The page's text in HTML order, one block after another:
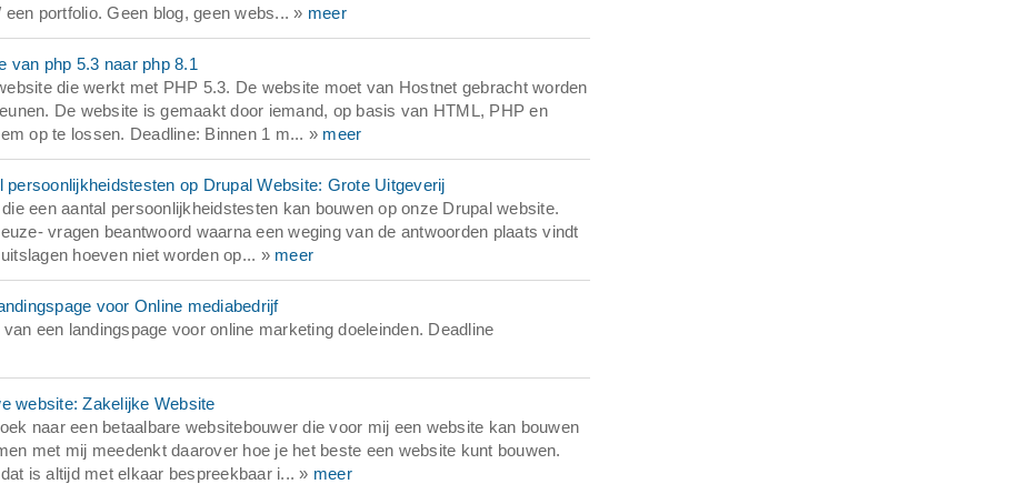
portfolio. Geen blog, geen webs... » meer
van php 5.3 naar php 8.1
die werkt met PHP 5.3. De website moet van Hostnet gebracht worden
De website is gemaakt door iemand, op basis van HTML, PHP en
op te lossen. Deadline: Binnen 1 m... » meer
op Drupal Website: Grote Uitgeverij
een aantal persoonlijkheidstesten kan bouwen op onze Drupal website.
vragen beantwoord waarna een weging van de antwoorden plaats vindt
hoeven niet worden op... » meer
voor Online mediabedrijf
een landingspage voor online marketing doeleinden. Deadline
website: Zakelijke Website
naar een betaalbare websitebouwer die voor mij een website kan bouwen
met mij meedenkt daarover hoe je het beste een website kunt bouwen.
is altijd met elkaar bespreekbaar i... » meer